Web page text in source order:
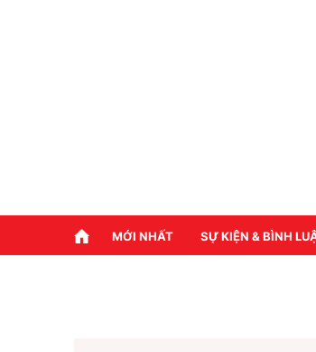
MỚI NHẤT SỰ KIỆN & BÌNH